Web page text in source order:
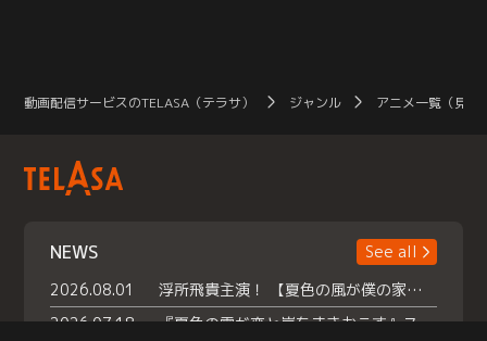
動画配信サービスのTELASA（テラサ） ジャンル アニメ一覧（見放
NEWS
See all
2026.08.01
浮所飛貴主演！ 【夏色の風が僕の家にやってきた】 本日よりテラサで独占配信スタート！
2026.07.18
『夏色の雲が恋と嵐をまきおこす』スペシャルメイキング 【Part1】2026年７月18日（土）23時30分～配信スタート！話題のシーンの裏側を大公開！豪華キャスト大集合！ 『武宮家 真夏の家族会議』開催！